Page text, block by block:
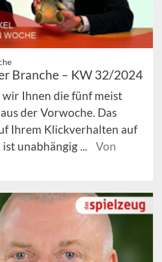
Branche – KW 32/2024
Ihnen die fünf meist
der Vorwoche. Das
Ihrem Klickverhalten auf
unabhängig ...
Von